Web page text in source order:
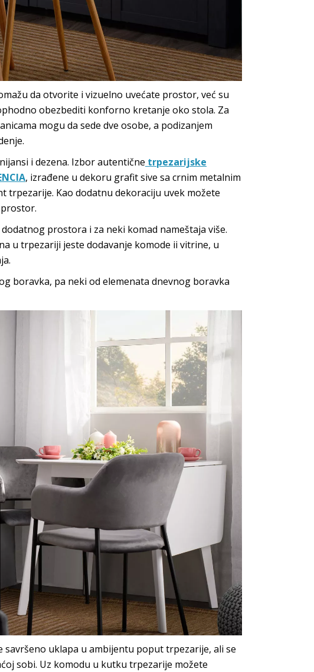
da otvorite i vizuelno uvećate prostor, već su
obezbediti konforno kretanje oko stola. Za
mogu da sede dve osobe, a podizanjem
i dezena. Izbor autentične trpezarijske
, izrađene u dekoru grafit sive sa crnim metalnim
trpezarije. Kao dodatnu dekoraciju uvek možete
prostor.
prostora i za neki komad nameštaja više.
u trpezariji jeste dodavanje komode ii vitrine, u
boravka, pa neki od elemenata dnevnog boravka
savršeno uklapa u ambijentu poput trpezarije, ali se
sobi. Uz komodu u kutku trpezarije možete